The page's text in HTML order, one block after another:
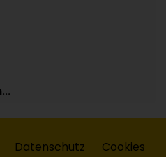
Datenschutz Cookies